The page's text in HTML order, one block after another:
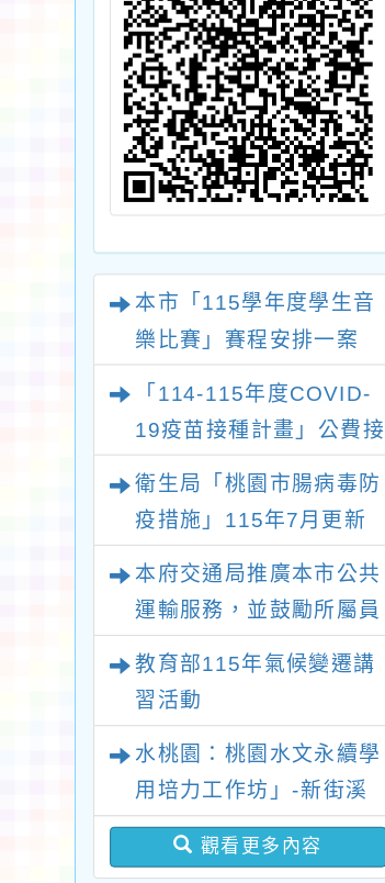
本市「115學年度學生音
樂比賽」賽程安排一案
「114-115年度COVID-
19疫苗接種計畫」公費接
衛生局「桃園市腸病毒防
疫措施」115年7月更新
本府交通局推廣本市公共
運輸服務，並鼓勵所屬員
教育部115年氣候變遷講
習活動
水桃園：桃園水文永續學
用培力工作坊」-新街溪
流域文資串聯地方夥伴培
養計畫
觀看更多內容